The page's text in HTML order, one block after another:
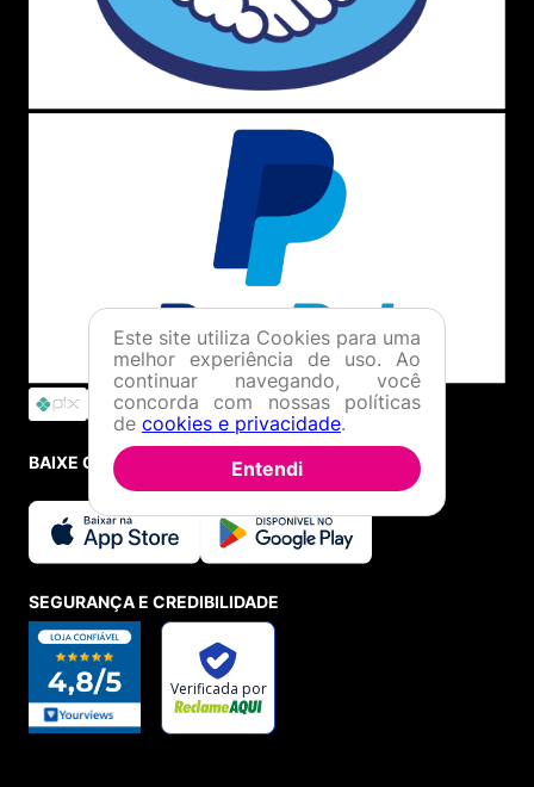
BAIXE O APP
SEGURANÇA E CREDIBILIDADE
Este site utiliza Cookies para uma
melhor experiência de uso. Ao
continuar navegando, você
concorda com nossas políticas
de cookies e privacidade.
Entendi